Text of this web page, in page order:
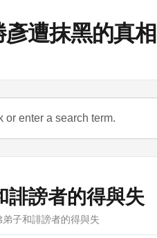
遭抹黑的真相
誹謗者的得與失
弟子和誹謗者的得與失